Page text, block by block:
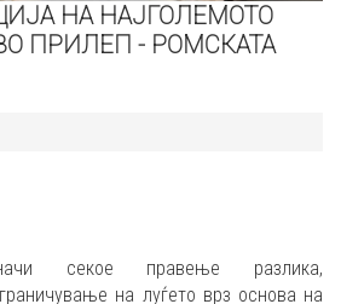
НА НАЈГОЛЕМОТО
ПРИЛЕП - РОМСКАТА
секое правење разлика,
на луѓето врз основа на